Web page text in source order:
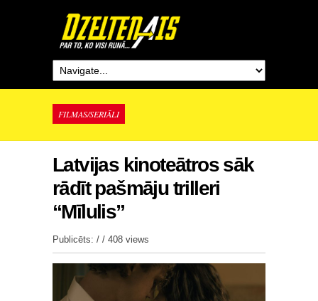
FILMAS/SERIĀLI
Latvijas kinoteātros sāk
rādīt pašmāju trilleri
“Mīlulis”
Publicēts: / / 408 views